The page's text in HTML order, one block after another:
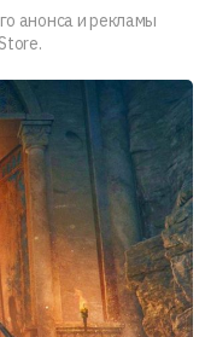
анонса и рекламы